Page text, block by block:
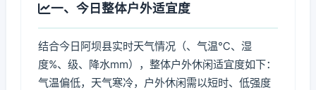
一、今日整体户外适宜度
结合今日阿坝县实时天气情况（、气温℃、湿
度%、级、降水mm），整体户外休闲适宜度如下：
气温偏低，天气寒冷，户外休闲需以短时、低强度